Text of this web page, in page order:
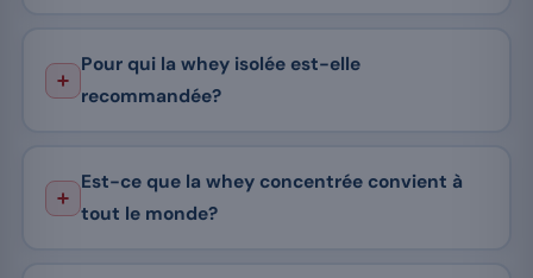
Pour qui la whey isolée est-elle
recommandée?
Est-ce que la whey concentrée convient à
tout le monde?